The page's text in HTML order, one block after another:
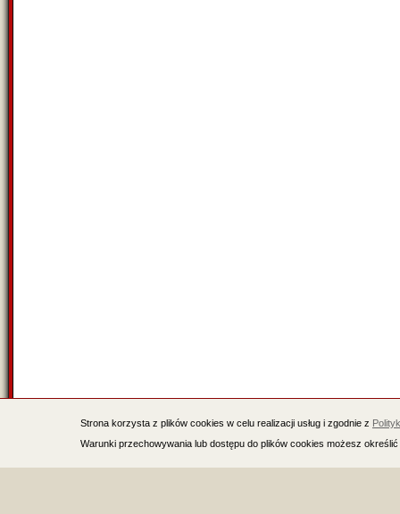
Strona korzysta z plików cookies w celu realizacji usług i zgodnie z
Warunki przechowywania lub dostępu do plików cookies możesz